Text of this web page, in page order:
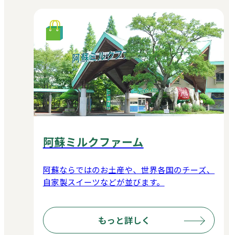
阿蘇ミルクファーム
阿蘇ならではのお土産や、世界各国のチーズ、
自家製スイーツなどが並びます。
もっと詳しく